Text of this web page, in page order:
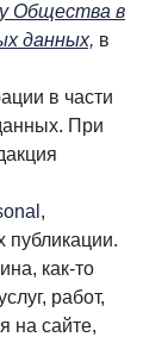
Общества в
данных, в
в части
При
,
публикации.
как-то
работ,
на сайте,